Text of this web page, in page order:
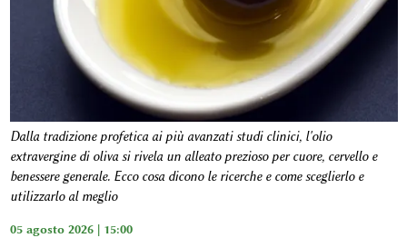
Dalla tradizione profetica ai più avanzati studi clinici, l'olio
extravergine di oliva si rivela un alleato prezioso per cuore, cervello e
benessere generale. Ecco cosa dicono le ricerche e come sceglierlo e
utilizzarlo al meglio
05 agosto 2026 | 15:00